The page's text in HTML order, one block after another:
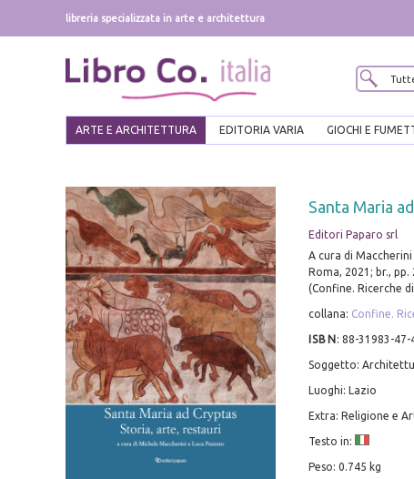
libreria specializzata in arte e architettura
ARTE E ARCHITETTURA EDITORIA VARIA GIOCHI E
Santa Maria
Editori Paparo srl
A cura di
Roma, 2021; br., pp.
(Confine. Ricerche
collana: Confine.
ISBN : 88-31983-47-
Soggetto:
Luoghi: Lazio
Extra: Religione e
Testo in:
Peso: 0.745 kg